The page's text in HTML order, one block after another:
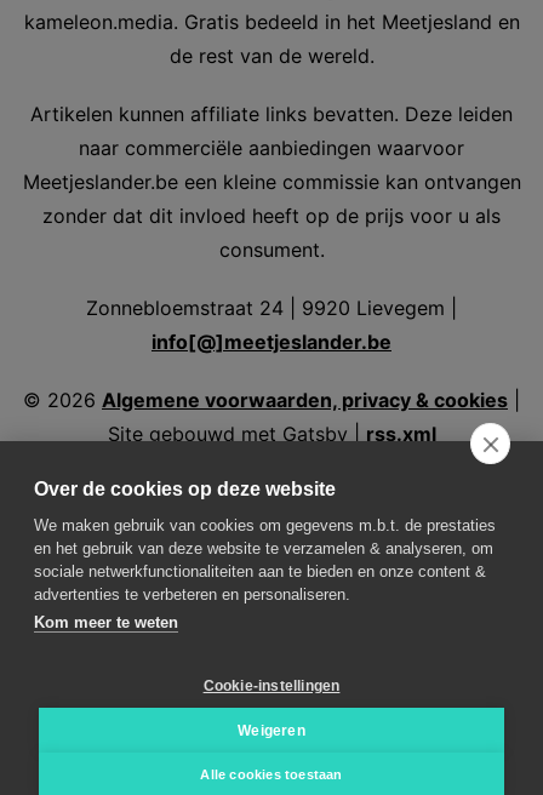
kameleon.media. Gratis bedeeld in het Meetjesland en
de rest van de wereld.
Artikelen kunnen affiliate links bevatten. Deze leiden
naar commerciële aanbiedingen waarvoor
Meetjeslander.be een kleine commissie kan ontvangen
zonder dat dit invloed heeft op de prijs voor u als
consument.
Zonnebloemstraat 24 | 9920 Lievegem |
info[@]meetjeslander.be
© 2026 Algemene voorwaarden, privacy & cookies
Site gebouwd met Gatsby | rss.xml
Volg ons
Weer in Maldegem
Weer in Sint-Laureins
Over de cookies op deze website
We maken gebruik van cookies om gegevens m.b.t. de prestaties
en het gebruik van deze website te verzamelen & analyseren, om
sociale netwerkfunctionaliteiten aan te bieden en onze content &
advertenties te verbeteren en personaliseren.
Kom meer te weten
Cookie-instellingen
Weigeren
Alle cookies toestaan